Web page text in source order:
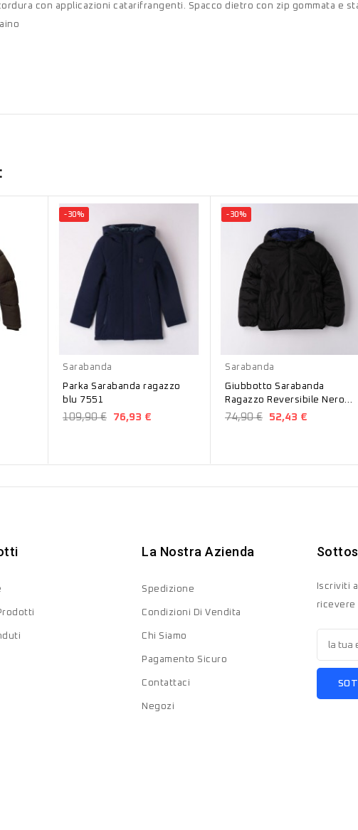
con applicazioni catarifrangenti. Spacco dietro con zip gommata e
-30%
Sarabanda
Parka Sarabanda ragazzo
blu 7551
109,90 € 76,93 €
-30%
Sarabanda
Giubbotto Sarabanda
Ragazzo Reversibile Nero
F632
74,90 € 52,43 €
La Nostra Azienda
Spedizione
Condizioni Di Vendita
Chi Siamo
Pagamento Sicuro
Contattaci
Negozi
Iscriviti
ricevere